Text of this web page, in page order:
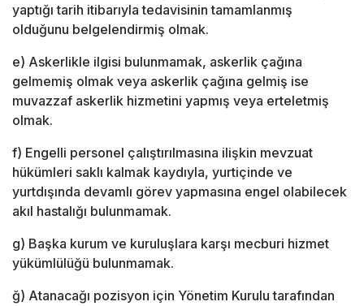
yaptığı tarih itibarıyla tedavisinin tamamlanmış
olduğunu belgelendirmiş olmak.
e) Askerlikle ilgisi bulunmamak, askerlik çağına
gelmemiş olmak veya askerlik çağına gelmiş ise
muvazzaf askerlik hizmetini yapmış veya erteletmiş
olmak.
f) Engelli personel çalıştırılmasına ilişkin mevzuat
hükümleri saklı kalmak kaydıyla, yurtiçinde ve
yurtdışında devamlı görev yapmasına engel olabilecek
akıl hastalığı bulunmamak.
g) Başka kurum ve kuruluşlara karşı mecburi hizmet
yükümlülüğü bulunmamak.
ğ) Atanacağı pozisyon için Yönetim Kurulu tarafından